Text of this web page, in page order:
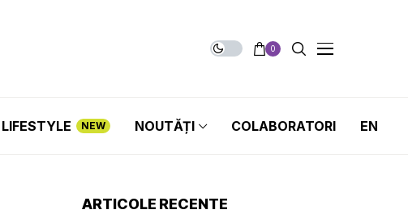
0
LIFESTYLE NEW NOUTĂȚI COLABORATORI EN
ARTICOLE RECENTE